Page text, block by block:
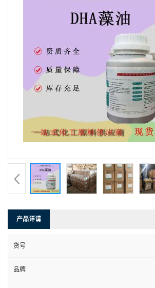
产品详请
货号
品牌